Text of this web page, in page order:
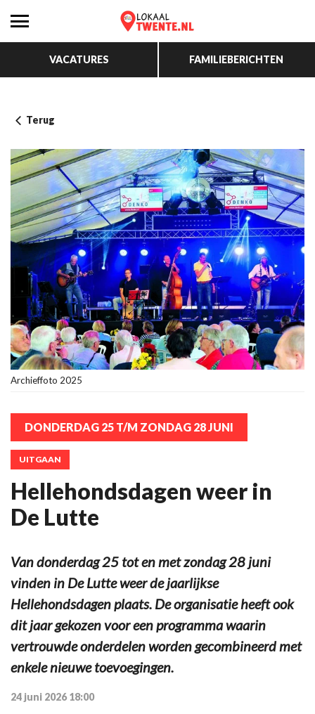
VACATURES FAMILIEBERICHTEN
Terug
Archieffoto 2025
DONDERDAG 25 T/M ZONDAG 28 JUNI
UITGAAN
Hellehondsdagen weer in
De Lutte
Van donderdag 25 tot en met zondag 28 juni
vinden in De Lutte weer de jaarlijkse
Hellehondsdagen plaats. De organisatie heeft ook
dit jaar gekozen voor een programma waarin
vertrouwde onderdelen worden gecombineerd met
enkele nieuwe toevoegingen.
24 juni 2026 18:00